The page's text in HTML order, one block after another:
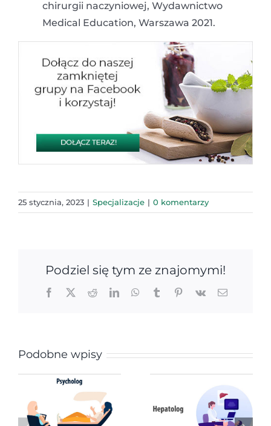
chirurgii naczyniowej, Wydawnictwo
Medical Education, Warszawa 2021.
25 stycznia, 2023 | Specjalizacje | 0 komentarzy
Podziel się tym ze znajomymi!
Facebook
X RedditLinkedInWhatsApp
TumblrPinterest
Vk Email
Podobne wpisy